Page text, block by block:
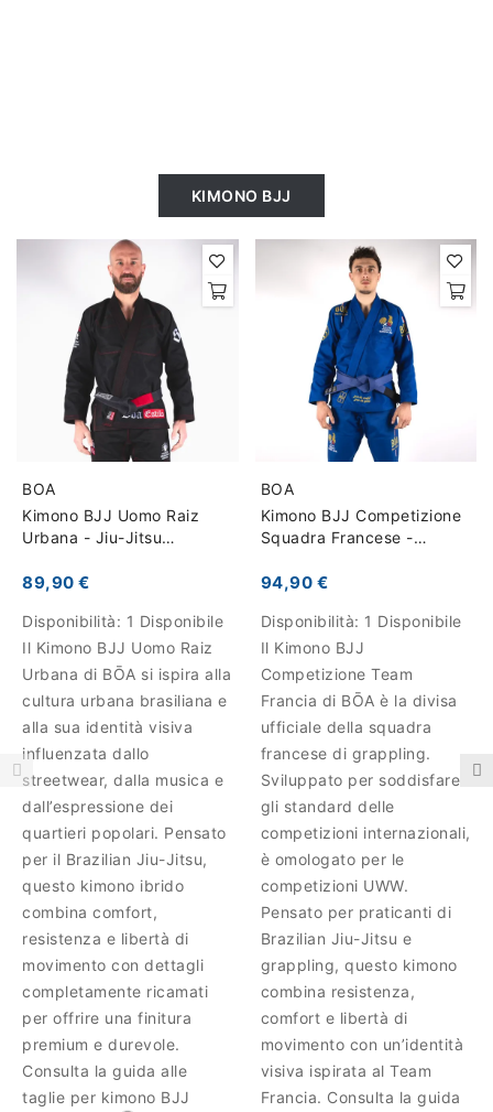
KIMONO BJJ
BOA
Kimono BJJ Uomo Raiz
Urbana - Jiu-Jitsu
89,90 €
Disponibilità: 1 Disponibile
Il Kimono BJJ Uomo Raiz
Urbana di BŌA si ispira alla
cultura urbana brasiliana e
alla sua identità visiva
influenzata dallo
streetwear, dalla musica e
dall’espressione dei
quartieri popolari. Pensato
per il Brazilian Jiu-Jitsu,
questo kimono ibrido
combina comfort,
resistenza e libertà di
movimento con dettagli
completamente ricamati
per offrire una finitura
premium e durevole.
Consulta la guida alle
taglie per kimono BJJ
BOA
Kimono BJJ Competizione
Squadra Francese -
94,90 €
Disponibilità: 1 Disponibile
Il Kimono BJJ
Competizione Team
Francia di BŌA è la divisa
ufficiale della squadra
francese di grappling.
Sviluppato per soddisfare
gli standard delle
competizioni internazionali,
è omologato per le
competizioni UWW.
Pensato per praticanti di
Brazilian Jiu-Jitsu e
grappling, questo kimono
combina resistenza,
comfort e libertà di
movimento con un’identità
visiva ispirata al Team
Francia. Consulta la guida